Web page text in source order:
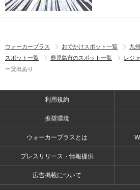
ウォーカープラス おでかけスポット一覧 九
スポット一覧
鹿児島市のスポット一覧 レジ
ー貸出あり
利用規約
推奨環境
ウォーカープラスとは
プレスリリース・情報提供
広告掲載について